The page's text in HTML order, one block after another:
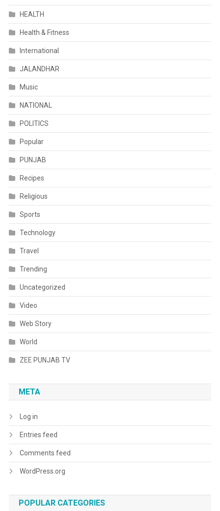
HEALTH
Health & Fitness
International
JALANDHAR
Music
NATIONAL
POLITICS
Popular
PUNJAB
Recipes
Religious
Sports
Technology
Travel
Trending
Uncategorized
Video
Web Story
World
ZEE PUNJAB TV
META
Log in
Entries feed
Comments feed
WordPress.org
POPULAR CATEGORIES